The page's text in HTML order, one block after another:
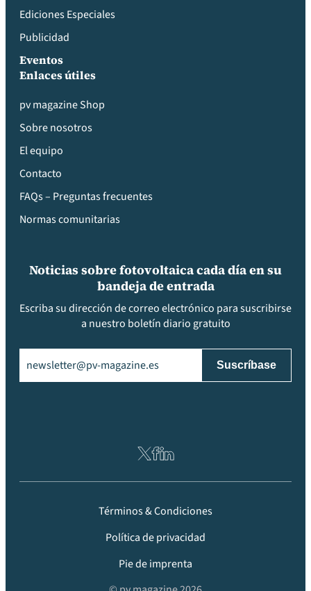
Ediciones Especiales
Publicidad
Eventos
Enlaces útiles
pv magazine Shop
Sobre nosotros
El equipo
Contacto
FAQs – Preguntas frecuentes
Normas comunitarias
Noticias sobre fotovoltaica cada día en su
bandeja de entrada
Escriba su dirección de correo electrónico para suscribirse
a nuestro boletín diario gratuito
Términos & Condiciones
Política de privacidad
Pie de imprenta